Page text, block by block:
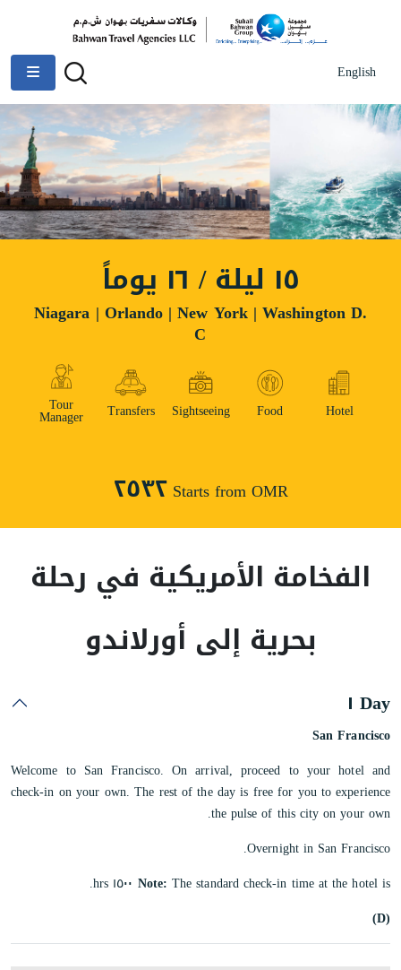
English
١٥ ليلة / ١٦ يوماً
Niagara | Orlando | New York | Washington D.
C
Hotel
Food
Sightseeing
Transfers
Tour
Manager
Starts from OMR ٢٥٣٢
الفخامة الأمريكية في رحلة
بحرية إلى أورلاندو
Day ١
San Francisco
Welcome to San Francisco. On arrival, proceed to your hotel and
check-in on your own. The rest of the day is free for you to experience
the pulse of this city on your own.
Overnight in San Francisco.
Note: The standard check-in time at the hotel is ١٥٠٠ hrs.
(D)